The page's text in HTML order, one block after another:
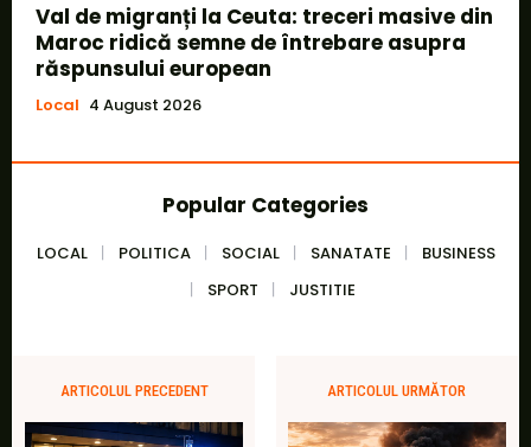
Val de migranți la Ceuta: treceri masive din
Maroc ridică semne de întrebare asupra
răspunsului european
Local 4 August 2026
Popular Categories
LOCAL POLITICA SOCIAL SANATATE
BUSINESS
SPORT
JUSTITIE
ARTICOLUL PRECEDENT ARTICOLUL URMĂTOR